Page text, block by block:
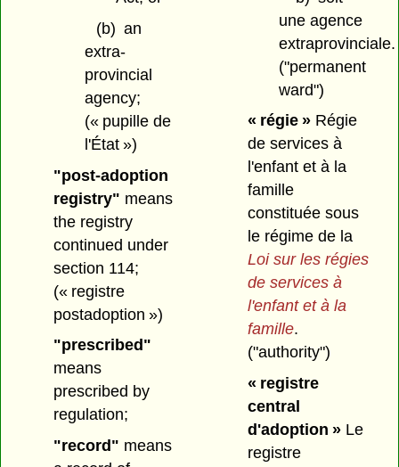
(b) an
extra-
provincial
agency;
(« pupille de
l'État »)
"post-adoption
registry" means
the registry
continued under
section 114;
(« registre
postadoption »)
"prescribed"
means
prescribed by
regulation;
"record" means
une agence
extraprovinciale.
("permanent
ward")
« régie »Régie
de services à
l'enfant et à la
famille
constituée sous
le régime de la
Loi sur les régies
de services à
l'enfant et à la
famille.
("authority")
« registre
central
d'adoption »Le
registre